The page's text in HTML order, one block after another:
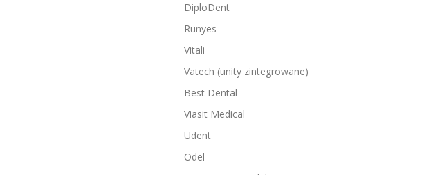
DiploDent
Runyes
Vitali
Vatech (unity zintegrowane)
Best Dental
Viasit Medical
Udent
Odel